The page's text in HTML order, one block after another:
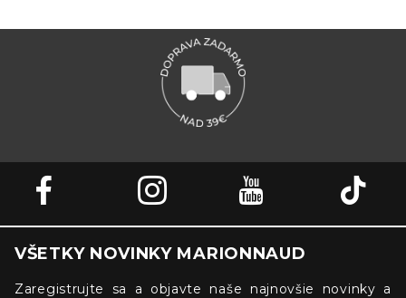
VŠETKY NOVINKY MARIONNAUD
Zaregistrujte sa a objavte naše najnovšie novinky a